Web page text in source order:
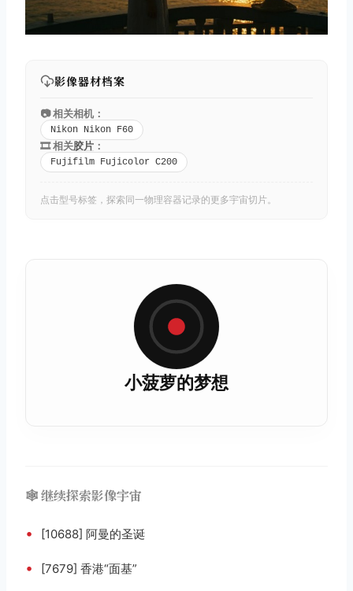
影像器材档案
📷 相关相机：
Nikon Nikon F60
🎞️ 相关胶片 ：
Fujifilm Fujicolor C200
点击型号标签，探索同一物理容器记录的更多宇宙切片。
小菠萝的梦想
🕸️ 继续探索影像宇宙
• [10688] 阿曼的圣诞
• [7679] 香港“面基”